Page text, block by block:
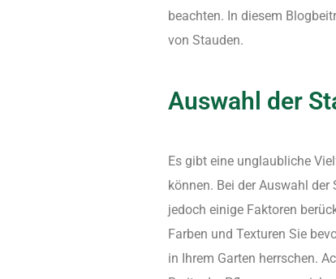
beachten. In diesem
von Stauden.
Auswahl der
Es gibt eine unglaubliche
können. Bei der Auswahl
jedoch einige Faktoren
Farben und Texturen Sie
in Ihrem Garten herrschen.